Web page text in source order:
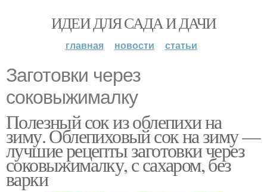
ИДЕИ ДЛЯ САДА И ДАЧИ
главная новости статьи
Заготовки через
соковыжималку
Полезный сок из облепихи на
зиму. Облепиховый сок на зиму —
лучшие рецепты заготовки через
соковыжималку, с сахаром, без
варки